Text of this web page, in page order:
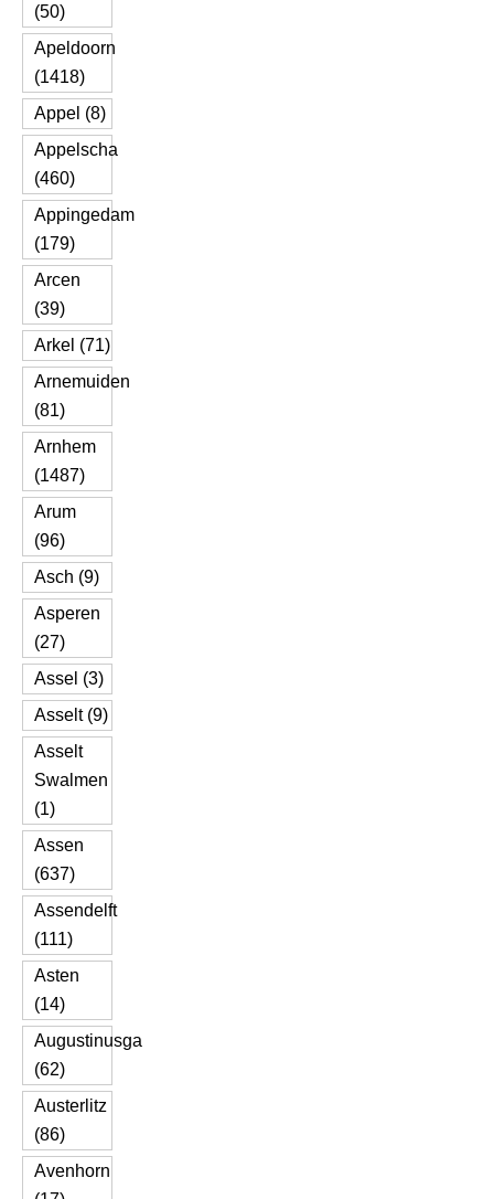
(50)
Apeldoorn
(1418)
Appel (8)
Appelscha
(460)
Appingedam
(179)
Arcen
(39)
Arkel (71)
Arnemuiden
(81)
Arnhem
(1487)
Arum
(96)
Asch (9)
Asperen
(27)
Assel (3)
Asselt (9)
Asselt
Swalmen
(1)
Assen
(637)
Assendelft
(111)
Asten
(14)
Augustinusga
(62)
Austerlitz
(86)
Avenhorn